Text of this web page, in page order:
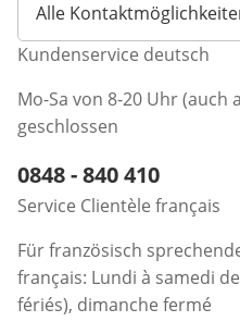
Alle
Kundenservice deutsch
Mo-Sa von 8-20 Uhr (auch
geschlossen
Telefonnummer:
0848 - 840 410
Service Clientèle français
Für französisch
français: Lundi à samedi
fériés), dimanche fermé